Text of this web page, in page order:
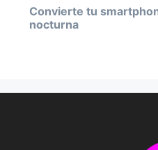
Convierte tu
nocturna